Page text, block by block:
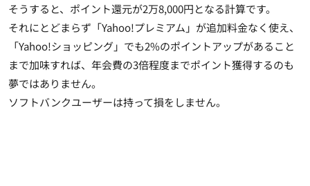
そうすると、ポイント還元が2万8,000円となる計算です。
それにとどまらず「Yahoo!プレミアム」が追加料金なく使え、
「Yahoo!ショッピング」でも2%のポイントアップがあること
まで加味すれば、 年会費の3倍程度までポイント獲得するのも
夢ではありません。
ソフトバンクユーザーは持って損をしません。